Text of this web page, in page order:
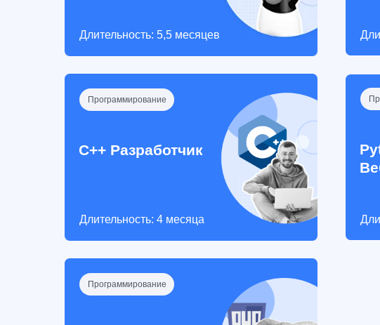
Длительность: 4 месяца
Программирование
C++ Разработчик
Программирование
Длительность: 5,5 месяцев